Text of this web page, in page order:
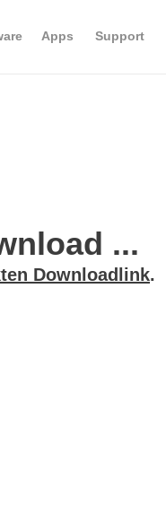
Apps Support
...
Downloadlink.